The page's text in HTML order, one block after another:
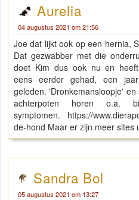
Aurelia
04 augustus 2021 om 21:56
Joe dat lijkt ook op een hernia,
Dat gezwabber met die
doet Kim dus ook nu en
eens eerder gehad, een
geleden. 'Dronkemansloopje' en
achterpoten horen o.a.
symptomen. https://
de-hond Maar er zijn meer sites
Sandra Bol
05 augustus 2021 om 13:27